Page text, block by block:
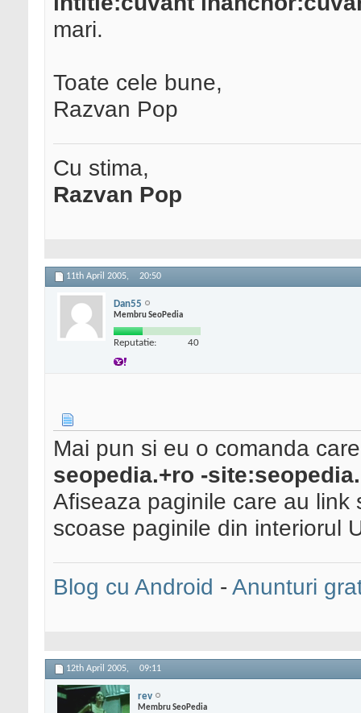
mari.
Toate cele bune,
Razvan Pop
Cu stima,
Razvan Pop
11th April 2005, 20:50
Dan55
Membru SeoPedia
Reputatie: 40
Mai pun si eu o comanda
seopedia.+ro -
Afiseaza paginile care au
scoase paginile din interiorul
Blog cu Android - Anunturi
12th April 2005, 09:11
rev
Membru SeoPedia